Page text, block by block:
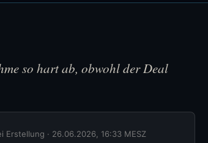
so hart ab, obwohl der Deal
Erstellung · 26.06.2026, 16:33 MESZ